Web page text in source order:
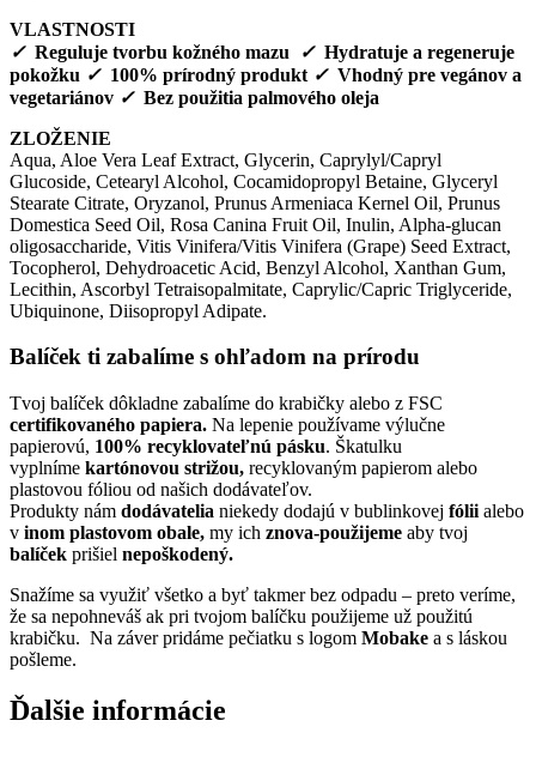
VLASTNOSTI
✓ Reguluje tvorbu kožného mazu ✓ Hydratuje a regeneruje
pokožku ✓ 100% prírodný produkt ✓ Vhodný pre vegánov a
vegetariánov ✓ Bez použitia palmového oleja
ZLOŽENIE
Aqua, Aloe Vera Leaf Extract, Glycerin, Caprylyl/Capryl
Glucoside, Cetearyl Alcohol, Cocamidopropyl Betaine, Glyceryl
Stearate Citrate, Oryzanol, Prunus Armeniaca Kernel Oil, Prunus
Domestica Seed Oil, Rosa Canina Fruit Oil, Inulin, Alpha-glucan
oligosaccharide, Vitis Vinifera/Vitis Vinifera (Grape) Seed Extract,
Tocopherol, Dehydroacetic Acid, Benzyl Alcohol, Xanthan Gum,
Lecithin, Ascorbyl Tetraisopalmitate, Caprylic/Capric Triglyceride,
Ubiquinone, Diisopropyl Adipate.
Balíček ti zabalíme s ohľadom na prírodu
Tvoj balíček dôkladne zabalíme do krabičky alebo z FSC
certifikovaného papiera. Na lepenie používame výlučne
papierovú, 100% recyklovateľnú pásku. Škatulku
vyplníme kartónovou strižou, recyklovaným papierom alebo
plastovou fóliou od našich dodávateľov.
Produkty nám dodávatelia niekedy dodajú v bublinkovej fólii alebo
v inom plastovom obale, my ich znova-použijeme aby tvoj
balíček prišiel nepoškodený.
Snažíme sa využiť všetko a byť takmer bez odpadu – preto veríme,
že sa nepohneváš ak pri tvojom balíčku použijeme už použitú
krabičku. Na záver pridáme pečiatku s logom Mobake a s láskou
pošleme.
Ďalšie informácie